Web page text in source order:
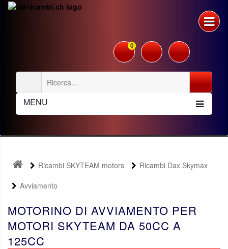
0
MENU
Ricambi SKYTEAM motors
Ricambi Dax Skymax
Avviamento
MOTORINO DI AVVIAMENTO PER
MOTORI SKYTEAM DA 50CC A
125CC